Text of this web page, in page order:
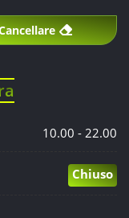
10.00 - 22.00
Chiuso